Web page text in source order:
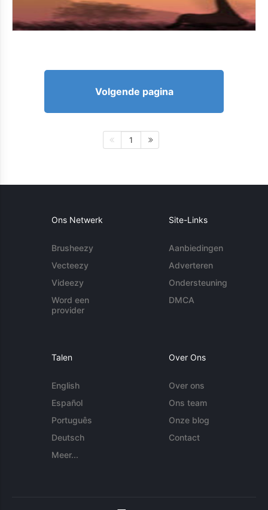
Volgende pagina
1
Ons Netwerk
Brusheezy
Vecteezy
Videezy
Word een
provider
Site-Links
Aanbiedingen
Adverteren
Ondersteuning
DMCA
Talen
English
Español
Português
Deutsch
Meer...
Over Ons
Over ons
Ons team
Onze blog
Contact